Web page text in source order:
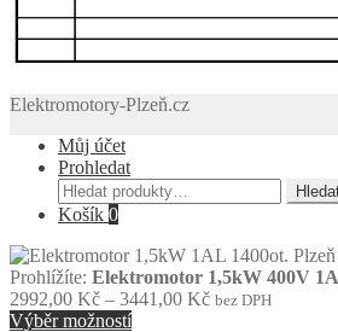
Elektromotory-Plzeň.cz
Můj účet
Prohledat
Hledat:
Košík 0
Prohlížíte: Elektromotor 1,5kW 400V
2992,00 Kč – 3441,00 KčRozpětí
bez DPH
Výběr možností